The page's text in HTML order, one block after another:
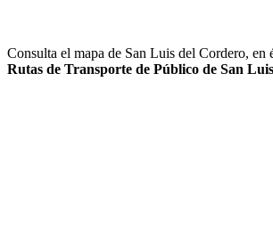
Consulta el mapa de San Luis del Cordero, en
Rutas de Transporte de Público de San